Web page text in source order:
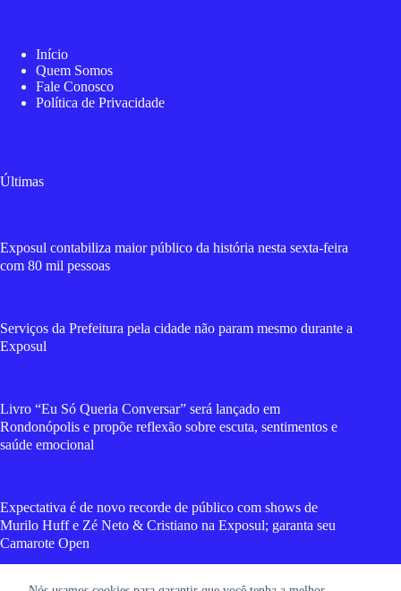
Início
Quem Somos
Fale Conosco
Política de Privacidade
Últimas
Exposul contabiliza maior público da história nesta sexta-feira
com 80 mil pessoas
Serviços da Prefeitura pela cidade não param mesmo durante a
Exposul
Livro “Eu Só Queria Conversar” será lançado em
Rondonópolis e propõe reflexão sobre escuta, sentimentos e
saúde emocional
Expectativa é de novo recorde de público com shows de
Murilo Huff e Zé Neto & Cristiano na Exposul; garanta seu
Camarote Open